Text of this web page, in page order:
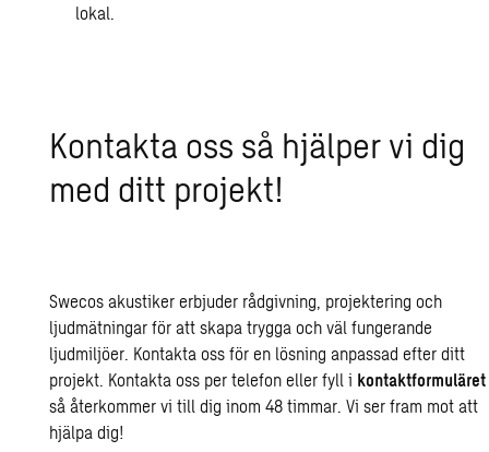
lokal.
Kontakta oss så hjälper vi dig
med ditt projekt!
Swecos akustiker erbjuder rådgivning, projektering och
ljudmätningar för att skapa trygga och väl fungerande
ljudmiljöer. Kontakta oss för en lösning anpassad efter ditt
projekt. Kontakta oss per telefon eller fyll i kontaktformuläret
så återkommer vi till dig inom 48 timmar. Vi ser fram mot att
hjälpa dig!